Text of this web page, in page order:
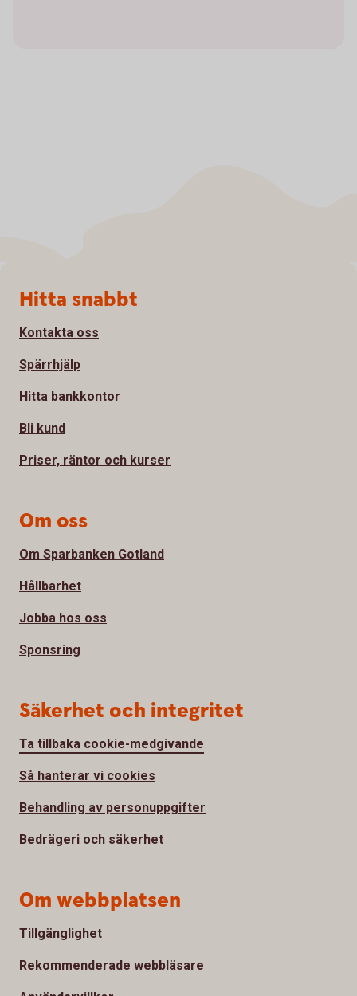
Sidfot
Hitta snabbt
Kontakta oss
Spärrhjälp
Hitta bankkontor
Bli kund
Priser, räntor och kurser
Om oss
Om Sparbanken Gotland
Hållbarhet
Jobba hos oss
Sponsring
Säkerhet och integritet
Ta tillbaka cookie-medgivande
Så hanterar vi cookies
Behandling av personuppgifter
Bedrägeri och säkerhet
Om webbplatsen
Tillgänglighet
Rekommenderade webbläsare